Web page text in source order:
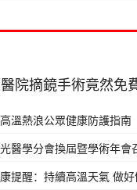
鏡手術竟然免費！名額已確
溫熱浪公眾健康防護指南
醫學分會換屆暨學術年會
醒：持續高溫天氣 做好健康